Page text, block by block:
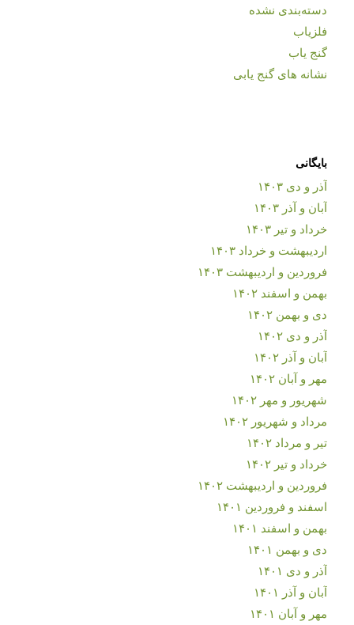
دسته‌بندی نشده
فلزیاب
گنج یاب
نشانه های گنج یابی
بایگانی
آذر و دی ۱۴۰۳
آبان و آذر ۱۴۰۳
خرداد و تیر ۱۴۰۳
اردیبهشت و خرداد ۱۴۰۳
فروردین و اردیبهشت ۱۴۰۳
بهمن و اسفند ۱۴۰۲
دی و بهمن ۱۴۰۲
آذر و دی ۱۴۰۲
آبان و آذر ۱۴۰۲
مهر و آبان ۱۴۰۲
شهریور و مهر ۱۴۰۲
مرداد و شهریور ۱۴۰۲
تیر و مرداد ۱۴۰۲
خرداد و تیر ۱۴۰۲
فروردین و اردیبهشت ۱۴۰۲
اسفند و فروردین ۱۴۰۱
بهمن و اسفند ۱۴۰۱
دی و بهمن ۱۴۰۱
آذر و دی ۱۴۰۱
آبان و آذر ۱۴۰۱
مهر و آبان ۱۴۰۱